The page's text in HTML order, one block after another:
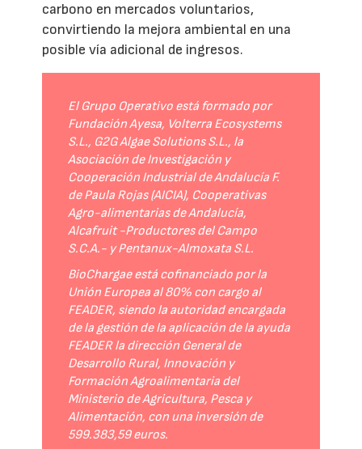
carbono en mercados voluntarios,
convirtiendo la mejora ambiental en una
posible vía adicional de ingresos.
El Grupo Operativo está formado por
Fundación Ayesa, Volterra Ecosystems
S.L., G2G Algae Solutions S.L., la
Asociación de Investigación y
Cooperación Industrial de Andalucía F.
de Paula Rojas (AICIA), Cooperativas
Agro-alimentarias de Andalucía,
Alcafruit -Productores del Campo
S.C.A.- y Pentanux-Almoxata S.L.
BioChargae está cofinanciado por la
Unión Europea al 80% con cargo al
FEADER, siendo la autoridad encargada
de la gestión de la aplicación de la ayuda
FEADER la dirección General de
Desarrollo Rural, Innovación y
Formación Agroalimentaria del
Ministerio de Agricultura, Pesca y
Alimentación, con una inversión de
599.383,59 euros.